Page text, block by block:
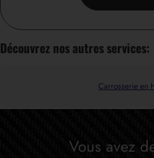
Découvrez nos autres services:
Carrosserie en
Vous avez